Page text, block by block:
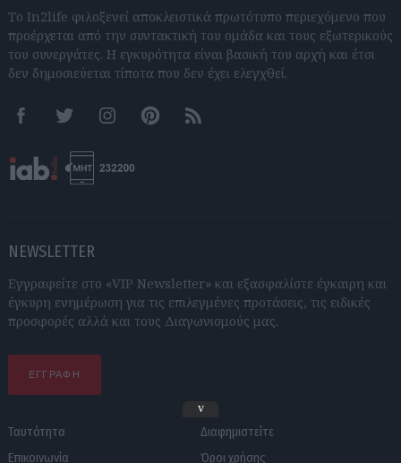
Το In2life φιλοξενεί αποκλειστικά πρωτότυπο περιεχόμενο που
προέρχεται από την συντακτική του ομάδα και τους εξωτερικούς
του συνεργάτες. Η εγκυρότητα είναι βασική του αρχή και έτσι
δεν δημοσιεύεται τίποτα που δεν έχει ελεγχθεί.
FacebookTwitter InstagramPinterestRSS feeds
NEWSLETTER
Εγγραφείτε στο «VIP Newsletter» και εξασφαλίστε έγκαιρη και
έγκυρη ενημέρωση για τις επιλεγμένες προτάσεις, τις ειδικές
προσφορές αλλά και τους Διαγωνισμούς μας.
ΕΓΓΡΑΦΗ
Ταυτότητα
Επικοινωνία
Διαφημιστείτε
Όροι χρήσης
v